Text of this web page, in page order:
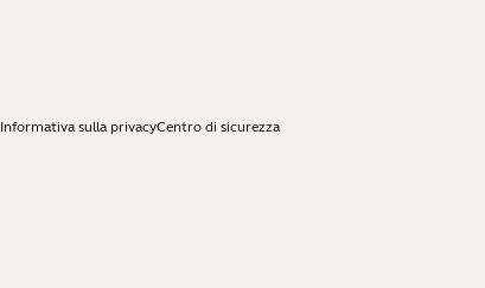
Informativa sulla privacyCentro di sicurezza